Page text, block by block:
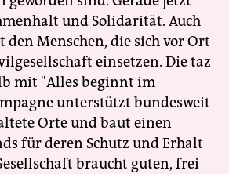
und Solidarität. Auch
Menschen, die sich vor Ort
einsetzen. Die taz
mit "Alles beginnt im
unterstützt bundesweit
Orte und baut einen
für deren Schutz und Erhalt
braucht guten, frei